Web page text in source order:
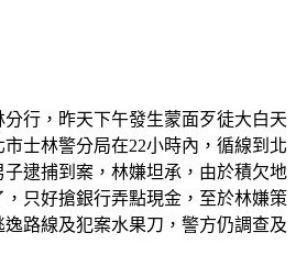
行，昨天下午發生蒙面歹徒大白天
士林警分局在22小時內，循線到北
逮捕到案，林嫌坦承，由於積欠地
只好搶銀行弄點現金，至於林嫌策
路線及犯案水果刀，警方仍調查及